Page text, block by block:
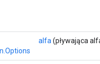
alfa (pływająca